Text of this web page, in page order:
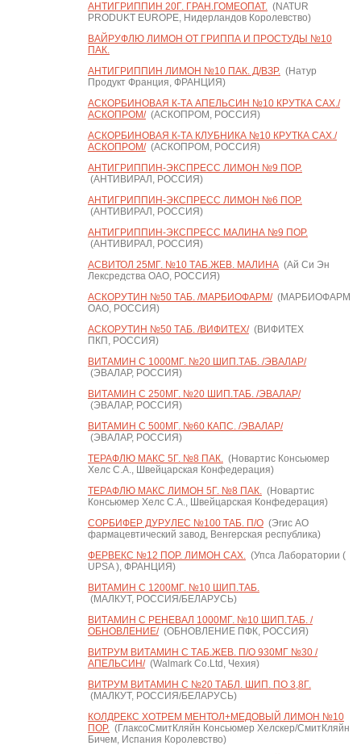
АНТИГРИППИН 20Г. ГРАН.ГОМЕОПАТ.(NATUR
PRODUKT EUROPE, Нидерландов Королевство)
ВАЙРУФЛЮ ЛИМОН ОТ ГРИППА И ПРОСТУДЫ №10
ПАК.
АНТИГРИППИН ЛИМОН №10 ПАК. Д/ВЗР.(Натур
Продукт Франция, ФРАНЦИЯ)
АСКОРБИНОВАЯ К-ТА АПЕЛЬСИН №10 КРУТКА САХ./
АСКОПРОМ/(АСКОПРОМ, РОССИЯ)
АСКОРБИНОВАЯ К-ТА КЛУБНИКА №10 КРУТКА САХ./
АСКОПРОМ/(АСКОПРОМ, РОССИЯ)
АНТИГРИППИН-ЭКСПРЕСС ЛИМОН №9 ПОР.
(АНТИВИРАЛ, РОССИЯ)
АНТИГРИППИН-ЭКСПРЕСС ЛИМОН №6 ПОР.
(АНТИВИРАЛ, РОССИЯ)
АНТИГРИППИН-ЭКСПРЕСС МАЛИНА №9 ПОР.
(АНТИВИРАЛ, РОССИЯ)
АСВИТОЛ 25МГ. №10 ТАБ.ЖЕВ. МАЛИНА(Ай Си Эн
Лексредства ОАО, РОССИЯ)
АСКОРУТИН №50 ТАБ. /МАРБИОФАРМ/(МАРБИОФАРМ
ОАО, РОССИЯ)
АСКОРУТИН №50 ТАБ. /ВИФИТЕХ/(ВИФИТЕХ
ПКП, РОССИЯ)
ВИТАМИН С 1000МГ. №20 ШИП.ТАБ. /ЭВАЛАР/
(ЭВАЛАР, РОССИЯ)
ВИТАМИН С 250МГ. №20 ШИП.ТАБ. /ЭВАЛАР/
(ЭВАЛАР, РОССИЯ)
ВИТАМИН С 500МГ. №60 КАПС. /ЭВАЛАР/
(ЭВАЛАР, РОССИЯ)
ТЕРАФЛЮ МАКС 5Г. №8 ПАК.(Новартис Консьюмер
Хелс С.А., Швейцарская Конфедерация)
ТЕРАФЛЮ МАКС ЛИМОН 5Г. №8 ПАК.(Новартис
Консьюмер Хелс С.А., Швейцарская Конфедерация)
СОРБИФЕР ДУРУЛЕС №100 ТАБ. П/О(Эгис АО
фармацевтический завод, Венгерская республика)
ФЕРВЕКС №12 ПОР. ЛИМОН САХ.(Упса Лаборатории (
UPSA ), ФРАНЦИЯ)
ВИТАМИН С 1200МГ. №10 ШИП.ТАБ.
(МАЛКУТ, РОССИЯ/БЕЛАРУСЬ)
ВИТАМИН С РЕНЕВАЛ 1000МГ. №10 ШИП.ТАБ. /
ОБНОВЛЕНИЕ/(ОБНОВЛЕНИЕ ПФК, РОССИЯ)
ВИТРУМ ВИТАМИН C ТАБ.ЖЕВ. П/О 930МГ №30 /
АПЕЛЬСИН/(Walmark Co.Ltd, Чехия)
ВИТРУМ ВИТАМИН C №20 ТАБЛ. ШИП. ПО 3,8Г.
(МАЛКУТ, РОССИЯ/БЕЛАРУСЬ)
КОЛДРЕКС ХОТРЕМ МЕНТОЛ+МЕДОВЫЙ ЛИМОН №10
ПОР.(ГлаксоСмитКляйн Консьюмер Хелскер/СмитКляйн
Бичем, Испания Королевство)